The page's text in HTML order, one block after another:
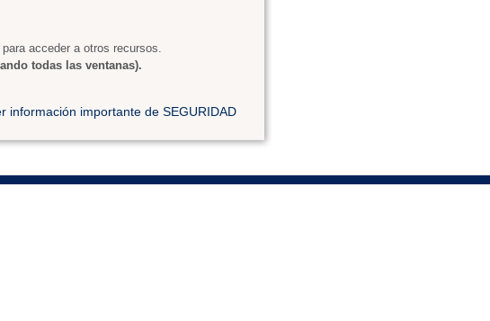
acceder a otros recursos.
todas las ventanas).
información importante de SEGURIDAD